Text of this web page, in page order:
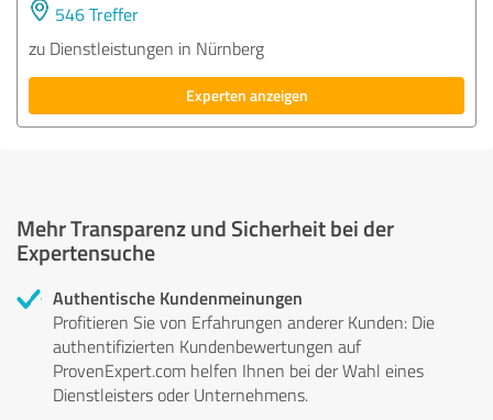
546 Treffer
zu Dienstleistungen in Nürnberg
Experten anzeigen
Mehr Transparenz und Sicherheit bei der
Expertensuche
Authentische Kundenmeinungen
Profitieren Sie von Erfahrungen anderer Kunden: Die
authentifizierten Kundenbewertungen auf
ProvenExpert.com helfen Ihnen bei der Wahl eines
Dienstleisters oder Unternehmens.